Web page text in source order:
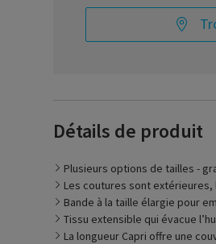
Détails de produit
Plusieurs options de tailles -
Les coutures sont extérieures,
Bande à la taille élargie pour
Tissu extensible qui évacue
La longueur Capri offre une